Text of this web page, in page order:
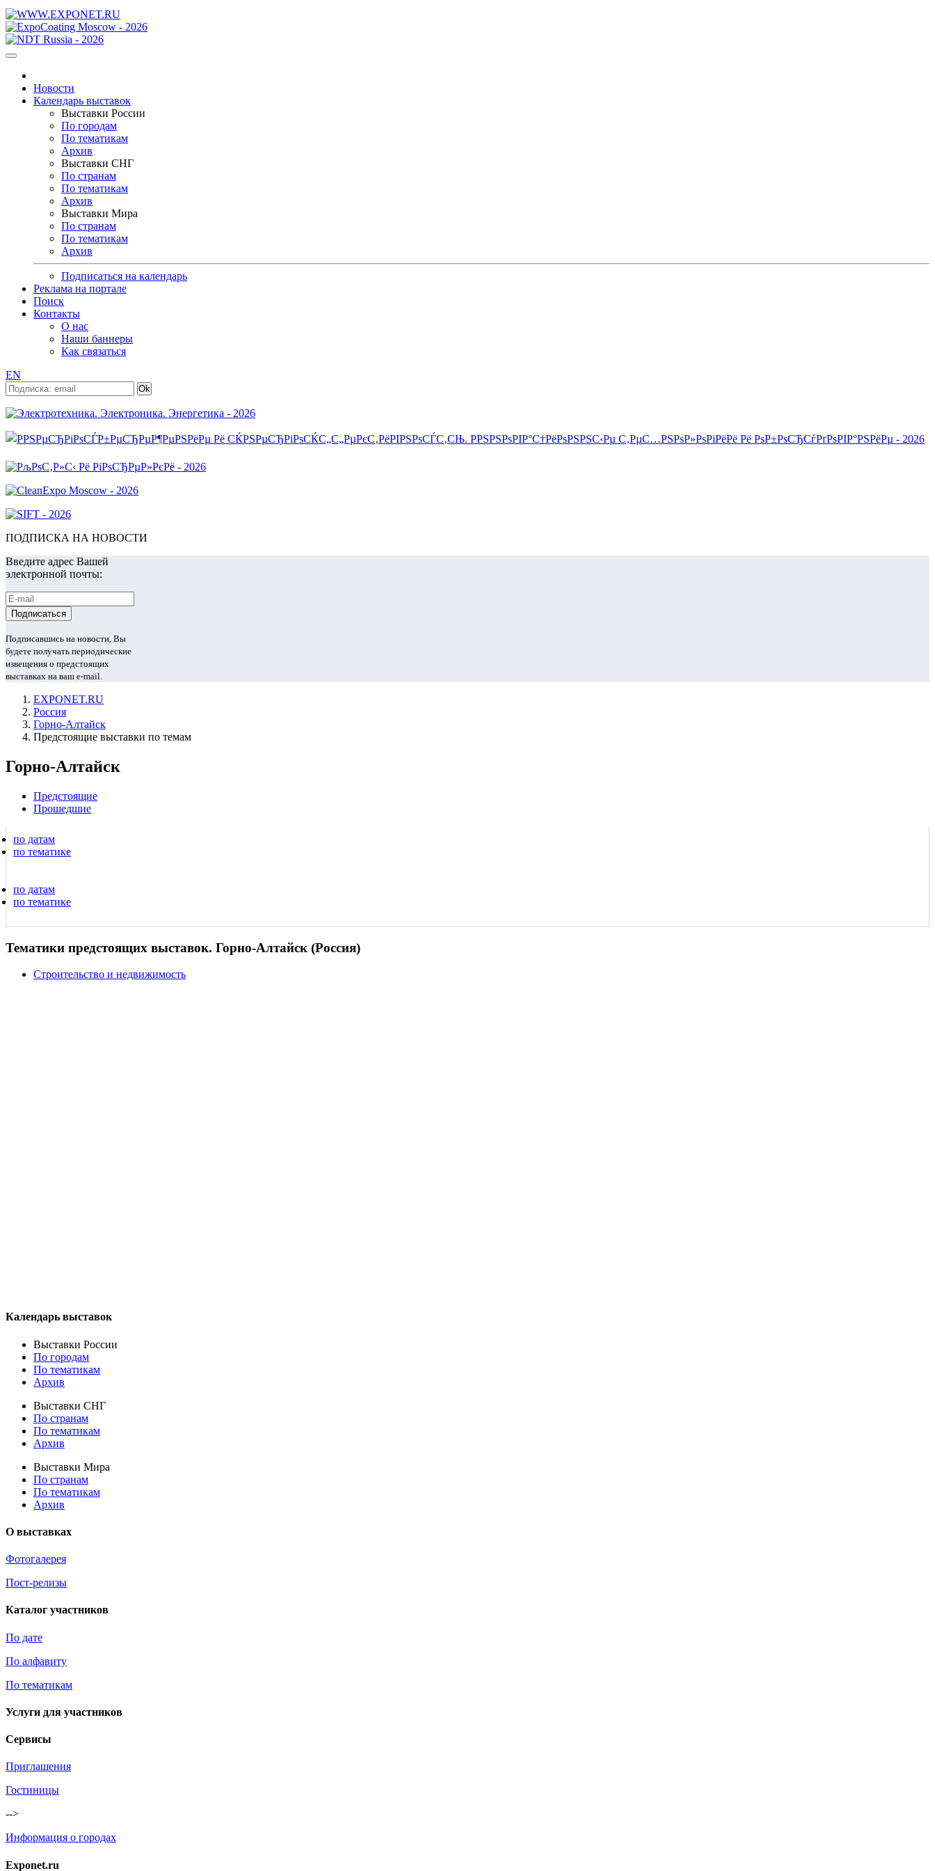
Новости
Календарь выставок
Выставки России
По городам
По тематикам
Архив
Выставки СНГ
По странам
По тематикам
Архив
Выставки Мира
По странам
По тематикам
Архив
Подписаться на календарь
Реклама на портале
Поиск
Контакты
О нас
Наши баннеры
Как связаться
EN
ПОДПИСКА НА НОВОСТИ
Введите адрес Вашей
электронной почты:
Подписавшись на новости, Вы
будете получать периодические
извещения о предстоящих
выставках на ваш e-mail.
EXPONET.RU
Россия
Горно-Алтайск
Предстоящие выставки по темам
Горно-Алтайск
Предстоящие
Прошедшие
по датам
по тематике
по датам
по тематике
Тематики предстоящих выставок. Горно-Алтайск (Россия)
Строительство и недвижимость
Календарь выставок
Выставки России
По городам
По тематикам
Архив
Выставки СНГ
По странам
По тематикам
Архив
Выставки Мира
По странам
По тематикам
Архив
О выставках
Фотогалерея
Пост-релизы
Каталог участников
По дате
По алфавиту
По тематикам
Услуги для участников
Сервисы
Приглашения
Гостиницы
-->
Информация о городах
Exponet.ru